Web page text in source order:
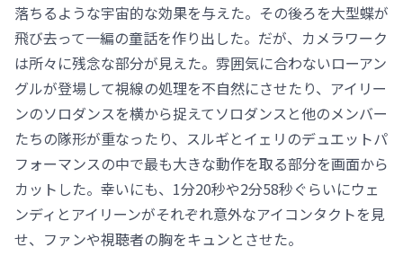
落ちるような宇宙的な効果を与えた。その後ろを大型蝶が
飛び去って一編の童話を作り出した。だが、カメラワーク
は所々に残念な部分が見えた。雰囲気に合わないローアン
グルが登場して視線の処理を不自然にさせたり、アイリー
ンのソロダンスを横から捉えてソロダンスと他のメンバー
たちの隊形が重なったり、スルギとイェリのデュエットパ
フォーマンスの中で最も大きな動作を取る部分を画面から
カットした。幸いにも、1分20秒や2分58秒ぐらいにウェ
ンディとアイリーンがそれぞれ意外なアイコンタクトを見
せ、ファンや視聴者の胸をキュンとさせた。